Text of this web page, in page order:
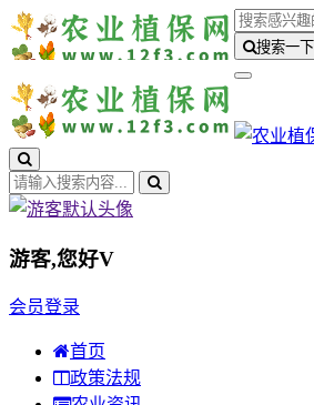
搜索一下
游客,您好V
会员登录
首页
政策法规